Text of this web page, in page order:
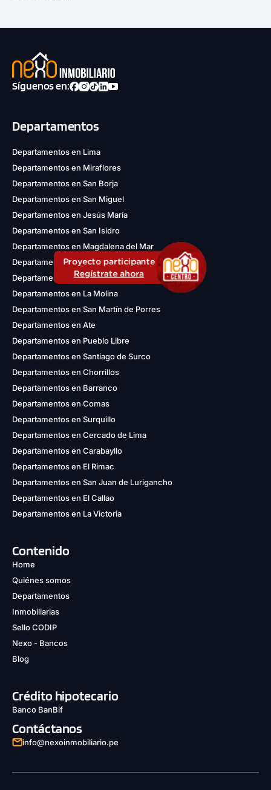
Proyecto participante
Regístrate ahora
Síguenos en:
Departamentos
Departamentos en Lima
Departamentos en Miraflores
Departamentos en San Borja
Departamentos en San Miguel
Departamentos en Jesús María
Departamentos en San Isidro
Departamentos en Magdalena del Mar
Departamentos en Lince
Departamentos en Los Olivos
Departamentos en La Molina
Departamentos en San Martín de Porres
Departamentos en Ate
Departamentos en Pueblo Libre
Departamentos en Santiago de Surco
Departamentos en Chorrillos
Departamentos en Barranco
Departamentos en Comas
Departamentos en Surquillo
Departamentos en Cercado de Lima
Departamentos en Carabayllo
Departamentos en El Rimac
Departamentos en San Juan de Lurigancho
Departamentos en El Callao
Departamentos en La Victoria
Contenido
Home
Quiénes somos
Departamentos
Inmobiliarias
Sello CODIP
Nexo - Bancos
Blog
Crédito hipotecario
Banco BanBif
Contáctanos
info@nexoinmobiliario.pe